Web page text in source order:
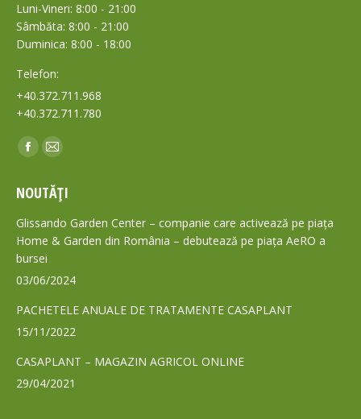
Luni-Vineri: 8:00 - 21:00
Sâmbăta: 8:00 - 21:00
Duminica: 8:00 - 18:00
Telefon:
+40.372.711.968
+40.372.711.780
Find us on:
Facebook
opens
in
new
window
Mail
opens
in
new
NOUTĂȚI
Glissando Garden Center – companie care activează pe piața
Home & Garden din România – debutează pe piața AeRO a
bursei
03/06/2024
PACHETELE ANUALE DE TRATAMENTE CASAPLANT
15/11/2022
CASAPLANT – MAGAZIN AGRICOL ONLINE
29/04/2021